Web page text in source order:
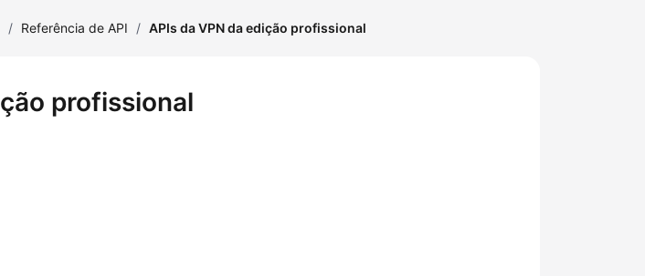
/ Referência de API / APIs da VPN da edição profissional
profissional